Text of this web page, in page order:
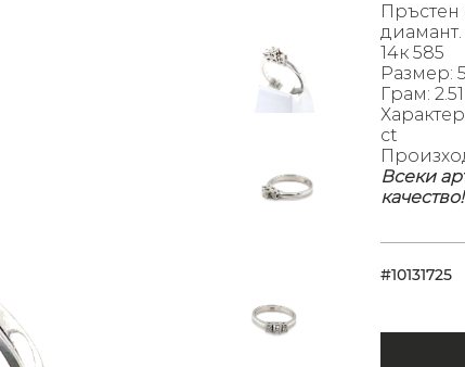
Пръстен
диамант.
14к 585
Размер:
Грам:
ct
Всеки
качество!
#10131725